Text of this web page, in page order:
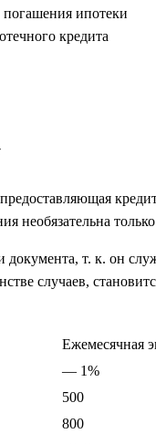
ипотеки
кредита
необязательна
т. к. он
случаев,
Ежемесячная
— 1%
500
800